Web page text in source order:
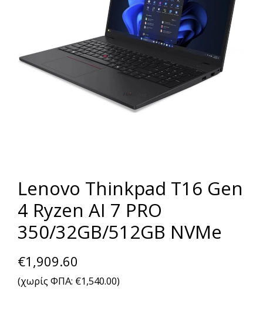
Lenovo Thinkpad T16 Gen
4 Ryzen AI 7 PRO
350/32GB/512GB NVMe
€1,909.60
(χωρίς ΦΠΑ: €1,540.00)